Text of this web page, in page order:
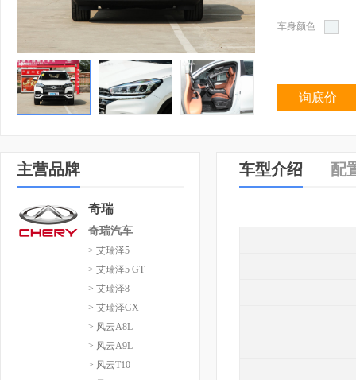
车身颜色:
询底价
主营品牌
奇瑞
奇瑞汽车
> 艾瑞泽5
> 艾瑞泽5 GT
> 艾瑞泽8
> 艾瑞泽GX
> 风云A8L
> 风云A9L
> 风云T10
车型介绍 配